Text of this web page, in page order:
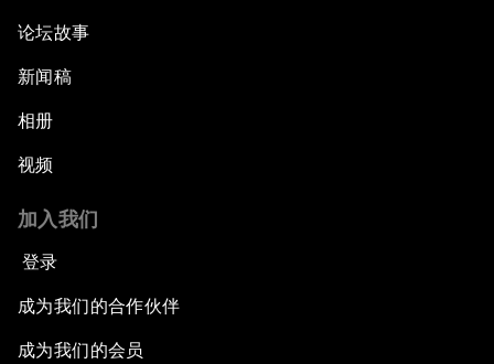
论坛故事
新闻稿
相册
视频
加入我们
登录
成为我们的合作伙伴
成为我们的会员